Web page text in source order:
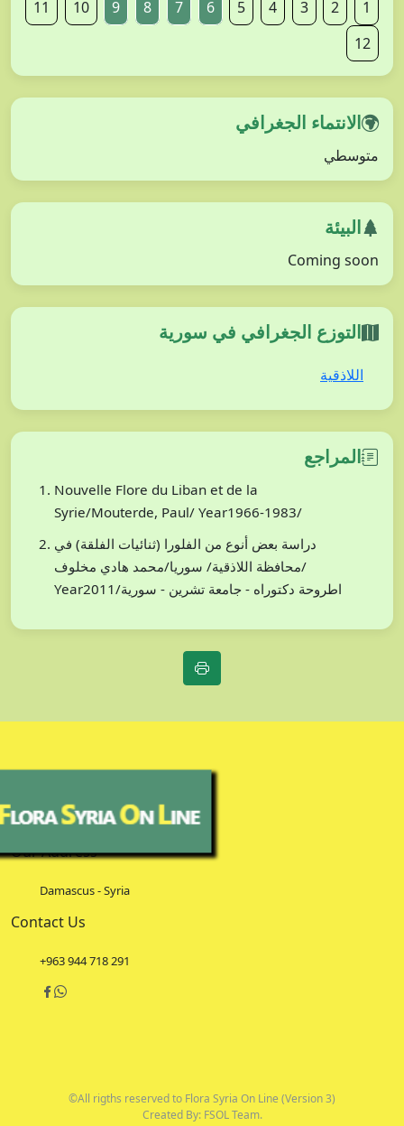
1
2
3
4
5
6
7
8
9
10
11
12
الانتماء الجغرافي
متوسطي
البيئة
Coming soon
التوزع الجغرافي في سورية
اللاذقية
المراجع
Nouvelle Flore du Liban et de la
Syrie/Mouterde, Paul/ Year1966-1983/
دراسة بعض أنوع من الفلورا (ثنائيات الفلقة) في
محافظة اللاذقية/ سوريا/محمد هادي مخلوف/
Year2011/اطروحة دكتوراه - جامعة تشرين - سورية
Our Address
Damascus - Syria
Contact Us
+963 944 718 291
©All rigths reserved to Flora Syria On Line (Version 3)
Created By: FSOL Team.